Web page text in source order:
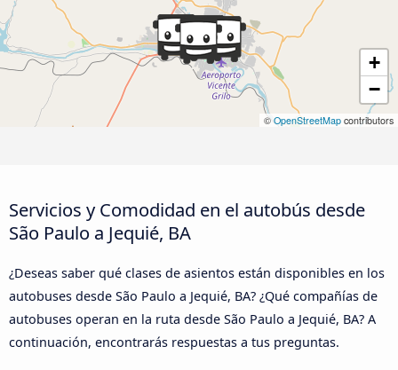
+
−
© OpenStreetMap contributors
Servicios y Comodidad en el autobús desde
São Paulo a Jequié, BA
¿Deseas saber qué clases de asientos están disponibles en los
autobuses desde São Paulo a Jequié, BA? ¿Qué compañías de
autobuses operan en la ruta desde São Paulo a Jequié, BA? A
continuación, encontrarás respuestas a tus preguntas.